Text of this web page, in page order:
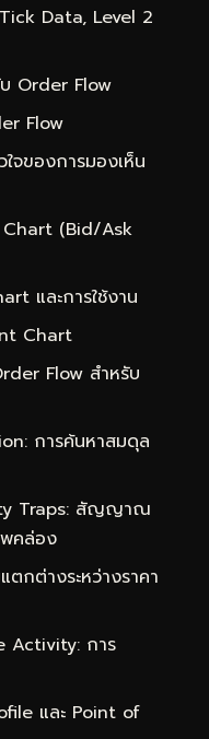
Data, Level 2
Order Flow
Flow
จของการมองเห็น
Chart (Bid/Ask
และการใช้งาน
Chart
Flow สำหรับ
การค้นหาสมดุล
Traps: สัญญาณ
คล่อง
กต่างระหว่างราคา
Activity: การ
และ Point of